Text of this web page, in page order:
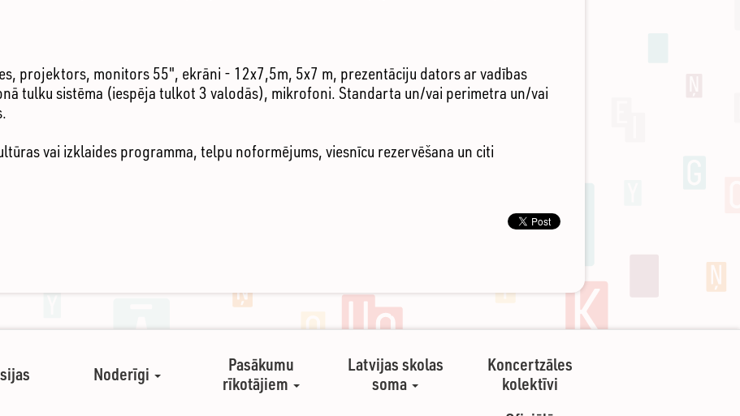
projektors, monitors 55", ekrāni - 12x7,5m, 5x7 m, prezentāciju dators ar vadības
tulku sistēma (iespēja tulkot 3 valodās), mikrofoni. Standarta un/vai perimetra un/vai
vai izklaides programma, telpu noformējums, viesnīcu rezervēšana un citi
Noderīgi
Pasākumu
rīkotājiem
Latvijas skolas
soma
Koncertzāles
kolektīvi